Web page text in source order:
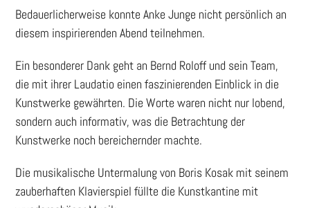
Bedauerlicherweise konnte Anke Junge nicht persönlich an
diesem inspirierenden Abend teilnehmen.
Ein besonderer Dank geht an Bernd Roloff und sein Team,
die mit ihrer Laudatio einen faszinierenden Einblick in die
Kunstwerke gewährten. Die Worte waren nicht nur lobend,
sondern auch informativ, was die Betrachtung der
Kunstwerke noch bereichernder machte.
Die musikalische Untermalung von Boris Kosak mit seinem
zauberhaften Klavierspiel füllte die Kunstkantine mit